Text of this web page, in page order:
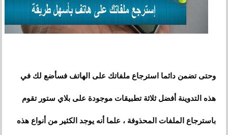
وحتى تضمن دائما استرجاع ملفاتك على الهاتف فسأضع لك في
هذه التدوينة أفضل ثلاثة تطبيقات موجودة على بلاي ستور تقوم
باسترجاع الملفات المحذوفة ، علما أنه يوجد الكثير من أنواع هذه